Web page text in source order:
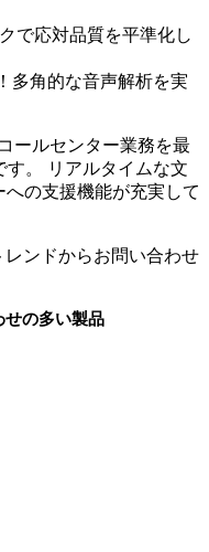
で応対品質を平準化し
多角的な音声解析を実
ールセンター業務を最
。 リアルタイムな文
の支援機能が充実して
ンドからお問い合わせ
せの多い製品